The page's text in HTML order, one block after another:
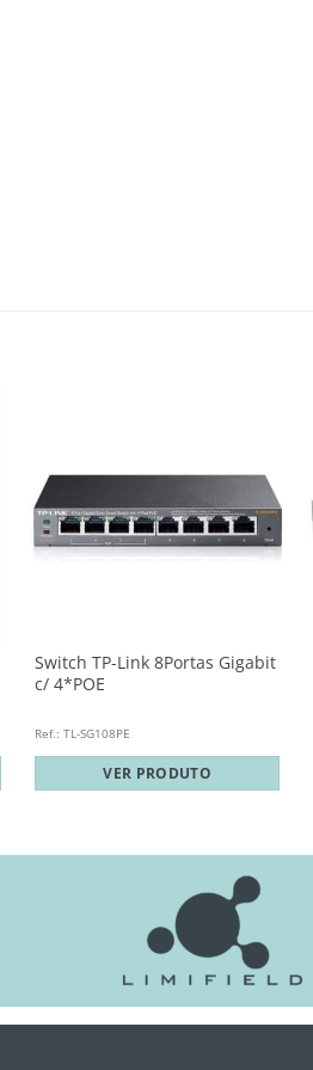
Switch TP-Link 8Portas Gigabit
c/ 4*POE
Ref.: TL-SG108PE
VER PRODUTO